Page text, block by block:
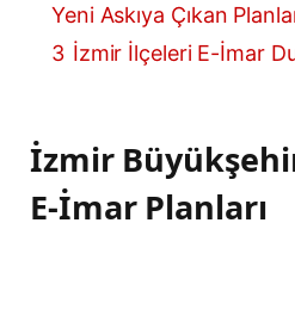
Yeni Askıya Çıkan
3 İzmir İlçeleri E-İmar
İzmir
E-İmar Planları